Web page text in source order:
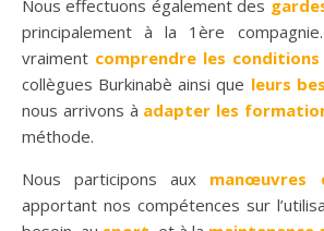
Nous effectuons également des
principalement à la 1ère
vraiment comprendre les
collègues Burkinabè ainsi que leurs
nous arrivons à adapter les
méthode.
Nous participons aux manœuvres
apportant nos compétences sur